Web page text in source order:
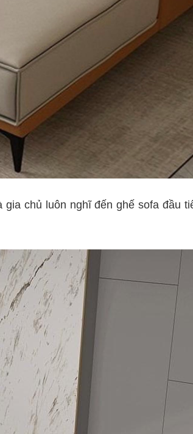
chủ luôn nghĩ đến ghế sofa đầu